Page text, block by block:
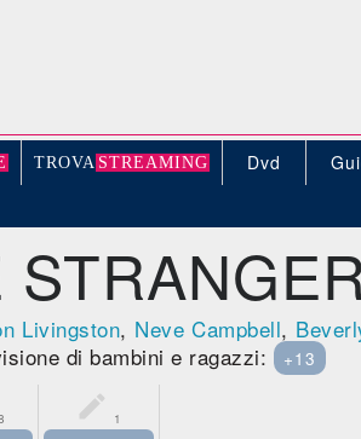
TROVA STREAMING Dvd
Livingston, Neve Campbell,
di bambini e ragazzi: +13
 1